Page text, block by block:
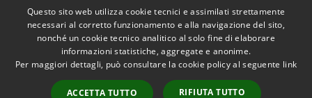
RSS
Accessibilità
Copyright © 2026 • Comune di
Municipium• Accesso
Questo sito web utilizza cookie tecnici e assimilati strettamente
necessari al corretto funzionamento e alla navigazione del sito,
nonché un cookie tecnico analitico al solo fine di elaborare
informazioni statistiche, aggregate e anonime.
Per maggiori dettagli, può consultare la cookie policy al seguente link
ACCETTA TUTTO RIFIUTA TUTTO